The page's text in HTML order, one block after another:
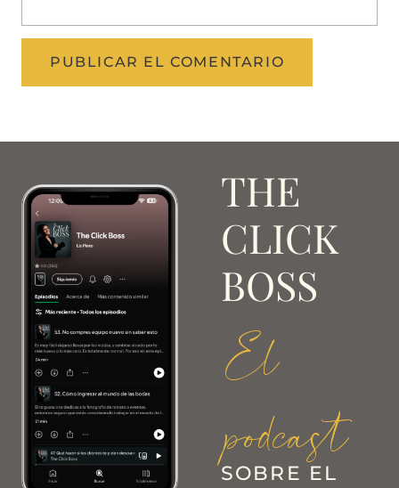
THE
CLICK
BOSS
El
podcast
SOBRE EL